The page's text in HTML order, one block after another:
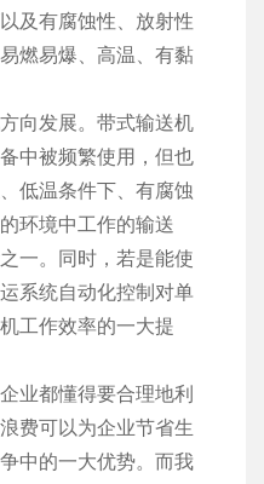
及有腐蚀性、放射性
燃易爆、高温、有黏
发展。带式输送机
中被频繁使用，但也
低温条件下、有腐蚀
环境中工作的输送
一。同时，若是能使
系统自动化控制对单
工作效率的一大提
都懂得要合理地利
费可以为企业节省生
中的一大优势。而我